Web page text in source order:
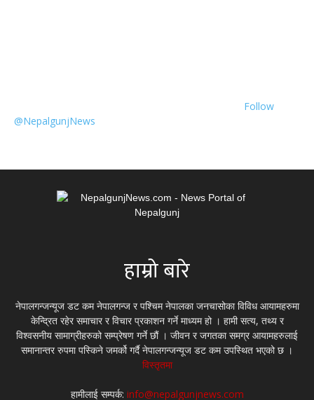
Follow
@NepalgunjNews
हाम्रो बारे
नेपालगन्जन्यूज डट कम नेपालगन्ज र पश्चिम नेपालका जनचासोका विविध आयामहरुमा
केन्द्रित रहेर समाचार र विचार प्रकाशन गर्ने माध्यम हो । हामी सत्य, तथ्य र
विश्वसनीय सामाग्रीहरुको सम्प्रेषण गर्ने छौं । जीवन र जगतका समग्र आयामहरुलाई
समानान्तर रुपमा पस्किने जमर्को गर्दै नेपालगन्जन्यूज डट कम उपस्थित भएको छ ।
विस्तृतमा
हामीलाई सम्पर्क: info@nepalgunjnews.com